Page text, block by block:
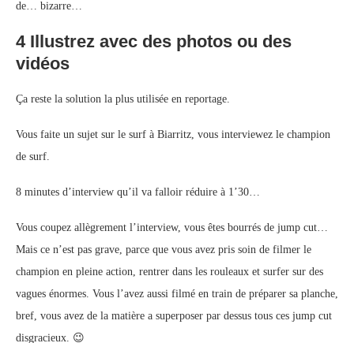
de… bizarre…
4 Illustrez avec des photos ou des
vidéos
Ça reste la solution la plus utilisée en reportage.
Vous faite un sujet sur le surf à Biarritz, vous interviewez le champion
de surf.
8 minutes d’interview qu’il va falloir réduire à 1’30…
Vous coupez allègrement l’interview, vous êtes bourrés de jump cut…
Mais ce n’est pas grave, parce que vous avez pris soin de filmer le
champion en pleine action, rentrer dans les rouleaux et surfer sur des
vagues énormes. Vous l’avez aussi filmé en train de préparer sa planche,
bref, vous avez de la matière a superposer par dessus tous ces jump cut
disgracieux. 😉